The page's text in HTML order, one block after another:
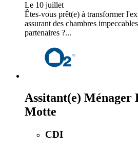
Le 10 juillet
Êtes-vous prêt(e) à transformer
assurant des chambres
partenaires ?...
Assitant(e) Ménager
Motte
CDI